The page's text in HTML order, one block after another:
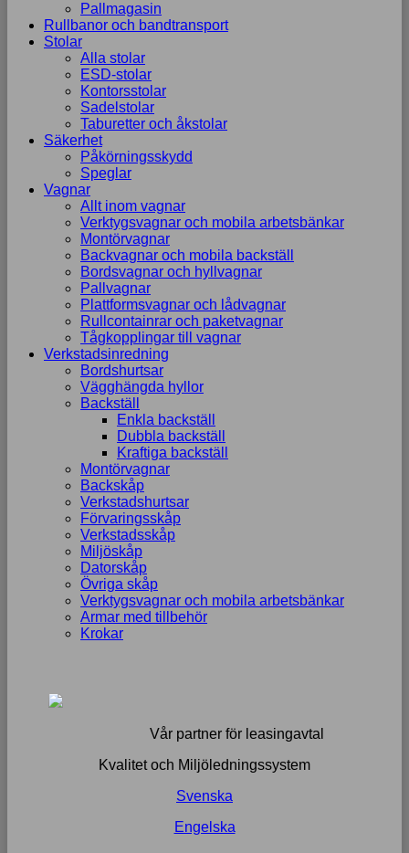
Pallmagasin
Rullbanor och bandtransport
Stolar
Alla stolar
ESD-stolar
Kontorsstolar
Sadelstolar
Taburetter och åkstolar
Säkerhet
Påkörningsskydd
Speglar
Vagnar
Allt inom vagnar
Verktygsvagnar och mobila arbetsbänkar
Montörvagnar
Backvagnar och mobila backställ
Bordsvagnar och hyllvagnar
Pallvagnar
Plattformsvagnar och lådvagnar
Rullcontainrar och paketvagnar
Tågkopplingar till vagnar
Verkstadsinredning
Bordshurtsar
Vägghängda hyllor
Backställ
Enkla backställ
Dubbla backställ
Kraftiga backställ
Montörvagnar
Backskåp
Verkstadshurtsar
Förvaringsskåp
Verkstadsskåp
Miljöskåp
Datorskåp
Övriga skåp
Verktygsvagnar och mobila arbetsbänkar
Armar med tillbehör
Krokar
Vår partner för leasingavtal
Kvalitet och Miljöledningssystem
Svenska
Engelska